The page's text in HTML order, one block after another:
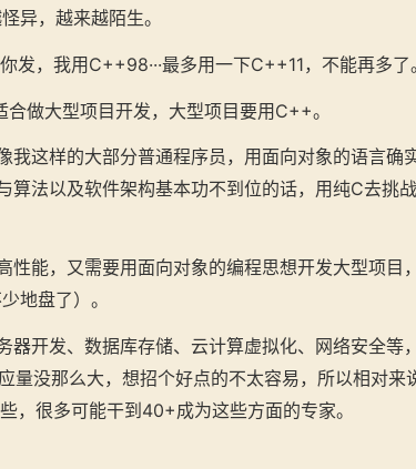
异，越来越陌生。
，我用C++98···最多用一下C++11，不能再多了。
做大型项目开发，大型项目要用C++。
我这样的大部分普通程序员，用面向对象的语言确
算法以及软件架构基本功不到位的话，用纯C去挑
性能，又需要用面向对象的编程思想开发大型项目
地盘了）。
器开发、数据库存储、云计算虚拟化、网络安全等
量没那么大，想招个好点的不太容易，所以相对来
，很多可能干到40+成为这些方面的专家。